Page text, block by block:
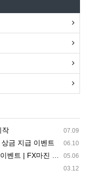
07.09
작
06.10
금 지급 이벤트
05.06
래소 ZEROMARKETS
03.12